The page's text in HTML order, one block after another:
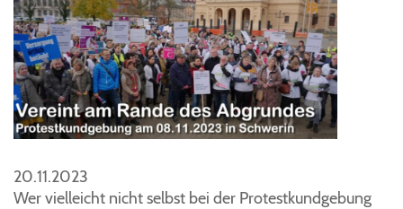
20.11.2023
Wer vielleicht nicht selbst bei der Protestkundgebung